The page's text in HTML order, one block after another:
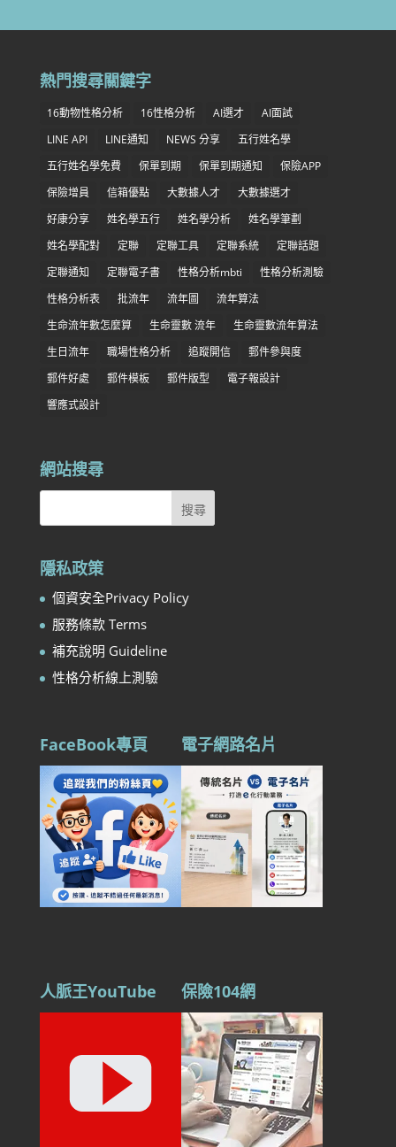
熱門搜尋關鍵字
16動物性格分析 16性格分析 AI選才
AI面試
LINE API
LINE通知 NEWS 分享
五行姓名學
五行姓名學免費
保單到期 保單到期通知
保險APP
保險增員
信箱優點 大數據人才
大數據選才
好康分享
姓名學五行 姓名學分析
姓名學筆劃
姓名學配對
定聯 定聯工具 定聯系統
定聯話題
定聯通知
定聯電子書 性格分析mbti
性格分析測驗
性格分析表
批流年 流年圖
流年算法
生命流年數怎麼算
生命靈數 流年
生命靈數流年算法
生日流年
職場性格分析 追蹤開信
郵件參與度
郵件好處
郵件模板 郵件版型
電子報設計
響應式設計
網站搜尋
隱私政策
個資安全Privacy Policy
服務條款 Terms
補充說明 Guideline
性格分析線上測驗
FaceBook專頁 電子網路名片
人脈王YouTube 保險104網